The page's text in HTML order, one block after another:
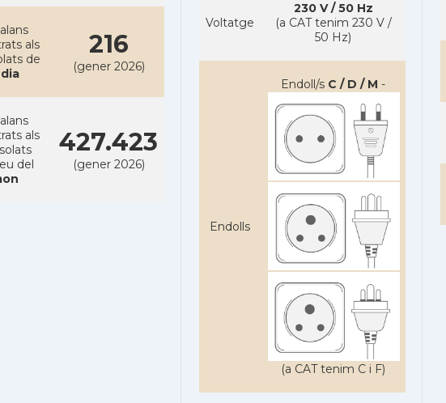
als
de
216
(gener 2026)
als
del
427.423
(gener 2026)
Voltatge
230 V / 50 Hz
(a CAT tenim 230 V /
50 Hz)
Endolls
Endoll/s C / D / M -
(a CAT tenim C i F)